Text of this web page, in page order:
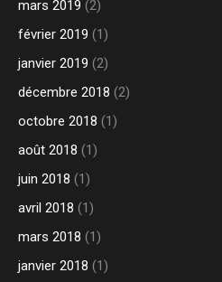
mars 2019 (2)
février 2019 (1)
janvier 2019 (2)
décembre 2018 (2)
octobre 2018 (1)
août 2018 (1)
juin 2018 (1)
avril 2018 (1)
mars 2018 (1)
janvier 2018 (1)